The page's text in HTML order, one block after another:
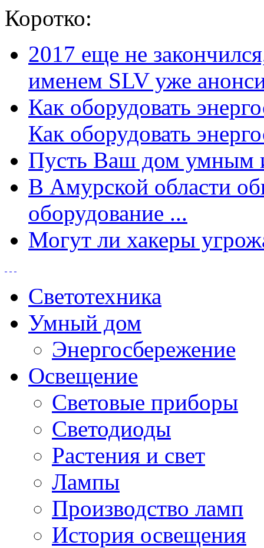
Коротко:
2017 еще не
именем SLV уже
Как оборудовать
Как оборудовать
Пусть Ваш дом умным
В Амурской области
оборудование ...
Могут ли хакеры
Светотехника
Умный дом
Энергосбережение
Освещение
Световые приборы
Светодиоды
Растения и свет
Лампы
Производство ламп
История освещения